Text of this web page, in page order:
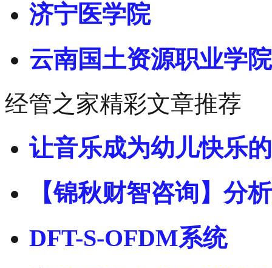
济宁医学院
云南国土资源职业学院
经管之家精彩文章推荐
让音乐成为幼儿快乐
【锦秋财智咨询】分
DFT-S-OFDM系统